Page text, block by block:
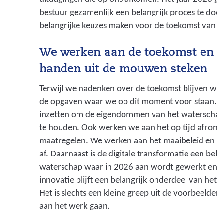
bestuur gezamenlijk een belangrijk proces te
belangrijke keuzes maken voor de toekomst
We werken aan de toekomst
handen uit de mouwen steken
Terwijl we nadenken over de toekomst blijven
de opgaven waar we op dit moment voor
inzetten om de eigendommen van het
te houden. Ook werken we aan het op tijd
maatregelen. We werken aan het maaibeleid
af. Daarnaast is de digitale transformatie een
waterschap waar in 2026 aan wordt gewerkt
innovatie blijft een belangrijk onderdeel van
Het is slechts een kleine greep uit de
aan het werk gaan.